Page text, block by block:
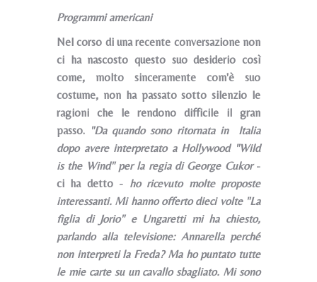
Programmi americani
Nel corso di una recente conversazione non
ci ha nascosto questo suo desiderio così
come, molto sinceramente com'è suo
costume, non ha passato sotto silenzio le
ragioni che le rendono difficile il gran
passo. "Da quando sono ritornata in Italia
dopo avere interpretato a Hollywood "Wild
is the Wind" per la regia di George Cukor-
ci ha detto - ho ricevuto molte proposte
interessanti. Mi hanno offerto dieci volte "La
figlia di Jorio" e Ungaretti mi ha chiesto,
parlando alla televisione: Annarella perché
non interpreti la Freda? Ma ho puntato tutte
le mie carte su un cavallo sbagliato. Mi sono